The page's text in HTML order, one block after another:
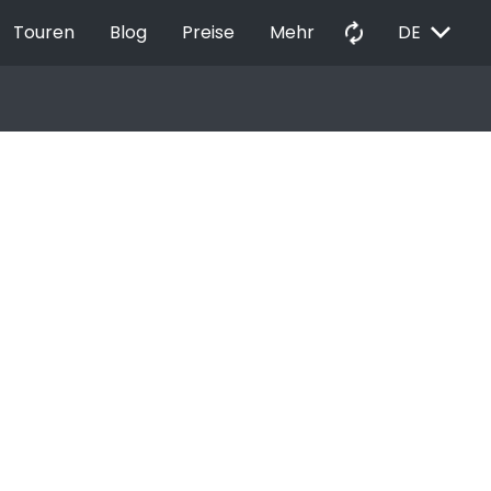
Touren Blog Preise Mehr autorenew DE EXPAND_MORE